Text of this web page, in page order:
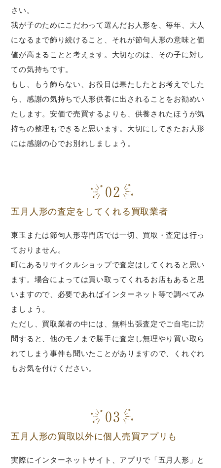
さい。
我が子のためにこだわって選んだお人形を、毎年、大人
になるまで飾り続けること、それが節句人形の意味と価
値が高まることと考えます。大切なのは、その子に対し
ての気持ちです。
もし、もう飾らない、お役目は果たしたとお考えでした
ら、感謝の気持ちで人形供養に出されることをお勧めい
たします。安価で売買するよりも、供養されたほうが気
持ちの整理もできると思います。大切にしてきたお人形
には感謝の心でお別れしましょう。
五月人形の査定をしてくれる買取業者
東玉または節句人形専門店では一切、買取・査定は行っ
ておりません。
町にあるリサイクルショップで査定はしてくれると思い
ます。場合によっては買い取ってくれるお店もあると思
いますので、必要であればインターネット等で調べてみ
ましょう。
ただし、買取業者の中には、無料出張査定でご自宅に訪
問すると、他のモノまで勝手に査定し無理やり買い取ら
れてしまう事件も聞いたことがありますので、くれぐれ
もお気を付けください。
五月人形の買取以外に個人売買アプリも
実際にインターネットサイト、アプリで「五月人形」と